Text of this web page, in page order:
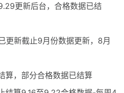
更新后台，合格数据已结
更新截止9月份数据更新，8月
算，部分合格数据已结算